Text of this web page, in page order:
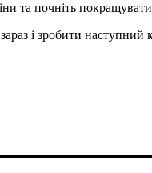
та почніть покращувати
і зробити наступний